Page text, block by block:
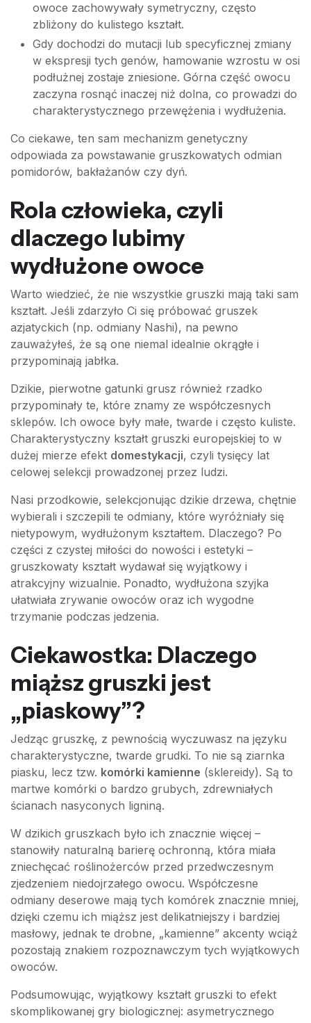
owoce zachowywały symetryczny, często
zbliżony do kulistego kształt.
Gdy dochodzi do mutacji lub specyficznej zmiany
w ekspresji tych genów, hamowanie wzrostu w osi
podłużnej zostaje zniesione. Górna część owocu
zaczyna rosnąć inaczej niż dolna, co prowadzi do
charakterystycznego przewężenia i wydłużenia.
Co ciekawe, ten sam mechanizm genetyczny
odpowiada za powstawanie gruszkowatych odmian
pomidorów, bakłażanów czy dyń.
Rola człowieka, czyli
dlaczego lubimy
wydłużone owoce
Warto wiedzieć, że nie wszystkie gruszki mają taki sam
kształt. Jeśli zdarzyło Ci się próbować gruszek
azjatyckich (np. odmiany Nashi), na pewno
zauważyłeś, że są one niemal idealnie okrągłe i
przypominają jabłka.
Dzikie, pierwotne gatunki grusz również rzadko
przypominały te, które znamy ze współczesnych
sklepów. Ich owoce były małe, twarde i często kuliste.
Charakterystyczny kształt gruszki europejskiej to w
dużej mierze efekt domestykacji, czyli tysięcy lat
celowej selekcji prowadzonej przez ludzi.
Nasi przodkowie, selekcjonując dzikie drzewa, chętnie
wybierali i szczepili te odmiany, które wyróżniały się
nietypowym, wydłużonym kształtem. Dlaczego? Po
części z czystej miłości do nowości i estetyki –
gruszkowaty kształt wydawał się wyjątkowy i
atrakcyjny wizualnie. Ponadto, wydłużona szyjka
ułatwiała zrywanie owoców oraz ich wygodne
trzymanie podczas jedzenia.
Ciekawostka: Dlaczego
miąższ gruszki jest
„piaskowy”?
Jedząc gruszkę, z pewnością wyczuwasz na języku
charakterystyczne, twarde grudki. To nie są ziarnka
piasku, lecz tzw. komórki kamienne (sklereidy). Są to
martwe komórki o bardzo grubych, zdrewniałych
ścianach nasyconych ligniną.
W dzikich gruszkach było ich znacznie więcej –
stanowiły naturalną barierę ochronną, która miała
zniechęcać roślinożerców przed przedwczesnym
zjedzeniem niedojrzałego owocu. Współczesne
odmiany deserowe mają tych komórek znacznie mniej,
dzięki czemu ich miąższ jest delikatniejszy i bardziej
masłowy, jednak te drobne, „kamienne” akcenty wciąż
pozostają znakiem rozpoznawczym tych wyjątkowych
owoców.
Podsumowując, wyjątkowy kształt gruszki to efekt
skomplikowanej gry biologicznej: asymetrycznego